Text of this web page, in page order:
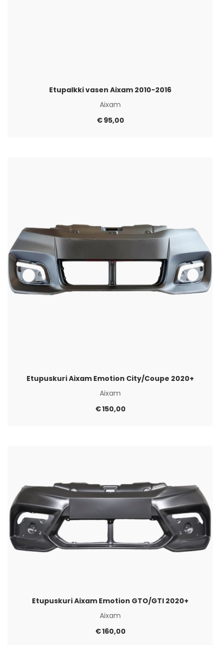
Etupalkki vasen Aixam 2010-2016
Aixam
€95,00
Etupuskuri Aixam Emotion City/Coupe 2020+
Aixam
€150,00
Etupuskuri Aixam Emotion GTO/GTI 2020+
Aixam
€160,00